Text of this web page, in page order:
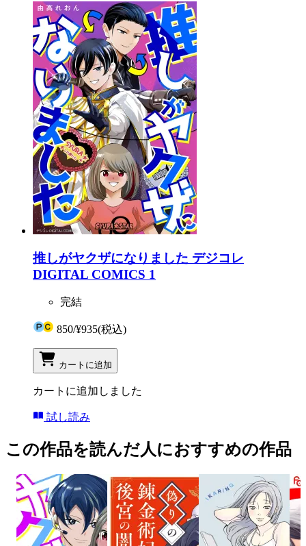
推しがヤクザになりました デジコレ
DIGITAL COMICS 1
完結
850/¥935(税込)
カートに追加
カートに追加しました
試し読み
この作品を読んだ人におすすめの作品